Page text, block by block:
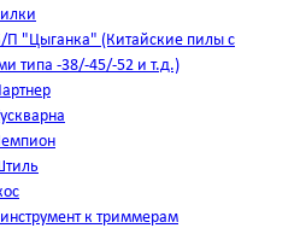
П "Цыганка" (Китайские пилы с
типа -38/-45/-52 и т.д.)
к триммерам